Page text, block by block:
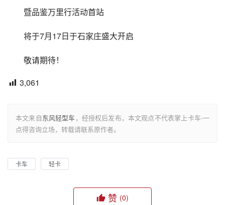
暨品鉴万里行活动首站
将于7月17日于石家庄盛大开启
敬请期待！
3,061
本文来自东风轻型车，经授权后发布，本文观点不代表掌上卡车-一
点得咨询立场，转载请联系原作者。
卡车 轻卡
赞 (0)